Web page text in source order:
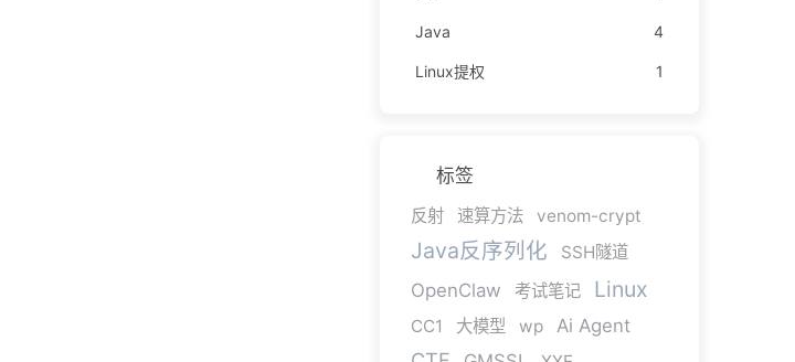
Java 4
Linux提权 1
标签
反射 速算方法 venom-crypt
Java反序列化 SSH隧道
OpenClaw 考试笔记 Linux
CC1 大模型 wp Ai Agent